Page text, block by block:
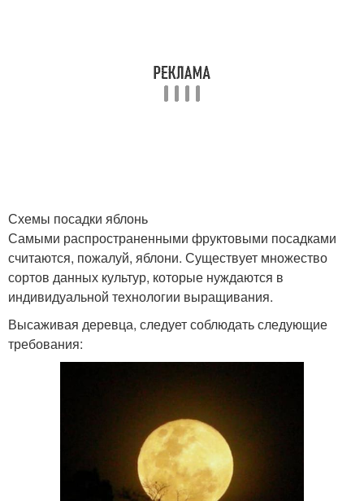
Схемы посадки яблонь
Самыми распространенными фруктовыми посадками
считаются, пожалуй, яблони. Существует множество
сортов данных культур, которые нуждаются в
индивидуальной технологии выращивания.
Высаживая деревца, следует соблюдать следующие
требования: